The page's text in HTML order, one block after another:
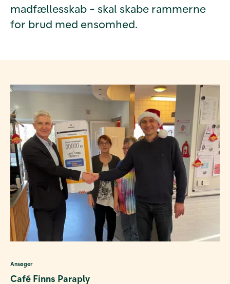
madfællesskab - skal skabe rammerne
for brud med ensomhed.
Ansøger
Café Finns Paraply